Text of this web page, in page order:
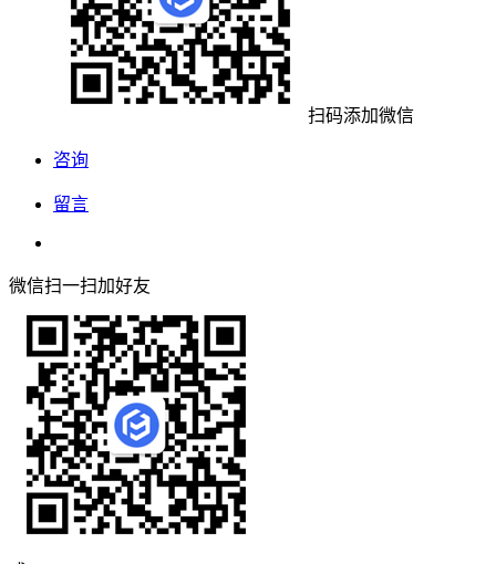
扫码添加微信
咨询
留言
微信扫一扫加好友